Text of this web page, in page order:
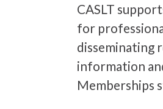
CASLT
for
disseminating
information
Memberships